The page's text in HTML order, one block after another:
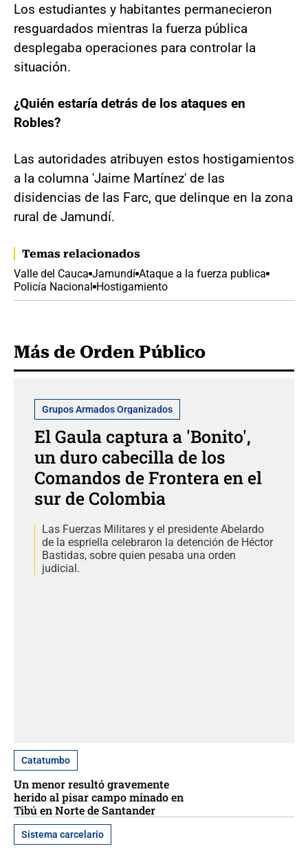
Los estudiantes y habitantes permanecieron
resguardados mientras la fuerza pública
desplegaba operaciones para controlar la
situación.
¿Quién estaría detrás de los ataques en
Robles?
Las autoridades atribuyen estos hostigamientos
a la columna 'Jaime Martínez' de las
disidencias de las Farc, que delinque en la zona
rural de Jamundí.
Temas relacionados
Valle del Cauca Jamundí Ataque a la fuerza publica
Policía Nacional Hostigamiento
Más de Orden Público
Grupos Armados Organizados
El Gaula captura a 'Bonito',
un duro cabecilla de los
Comandos de Frontera en el
sur de Colombia
Las Fuerzas Militares y el presidente Abelardo
de la espriella celebraron la detención de Héctor
Bastidas, sobre quien pesaba una orden
judicial.
Catatumbo
Un menor resultó gravemente
herido al pisar campo minado en
Tibú en Norte de Santander
Sistema carcelario